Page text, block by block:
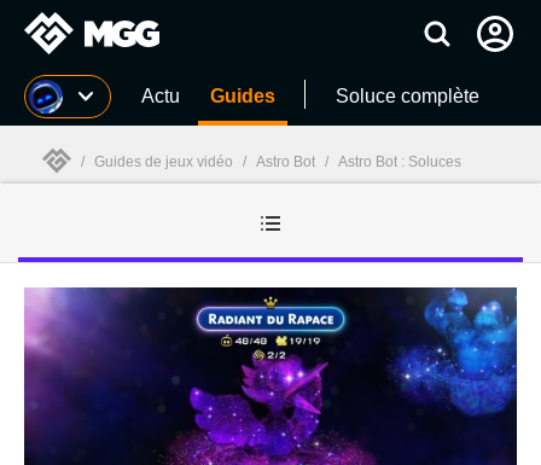
MGG Actu Guides Soluce complète
/ Guides de jeux vidéo / Astro Bot / Astro Bot : Soluces